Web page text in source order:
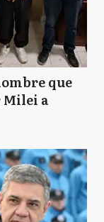
que
Milei a